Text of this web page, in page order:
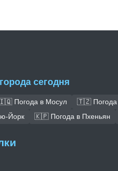
сегодня
Погода в Мосул 🇹🇿 Погода
Йорк 🇰🇵 Погода в Пхеньян